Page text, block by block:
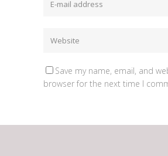
Save my name, email, and
browser for the next time I